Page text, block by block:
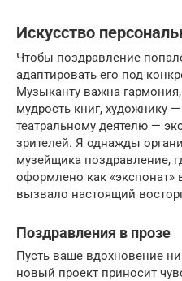
Искусство
Чтобы поздравление
адаптировать его под
Музыканту важна
мудрость книг, художнику —
театральному деятелю —
зрителей. Я однажды
музейщика поздравление,
оформлено как «экспонат»
вызвало настоящий
Поздравления в прозе
Пусть ваше вдохновение
новый проект приносит